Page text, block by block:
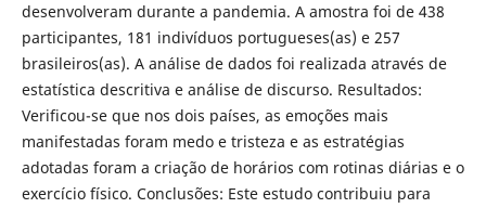
desenvolveram durante a pandemia. A amostra foi de 438
participantes, 181 indivíduos portugueses(as) e 257
brasileiros(as). A análise de dados foi realizada através de
estatística descritiva e análise de discurso. Resultados:
Verificou-se que nos dois países, as emoções mais
manifestadas foram medo e tristeza e as estratégias
adotadas foram a criação de horários com rotinas diárias e o
exercício físico. Conclusões: Este estudo contribuiu para